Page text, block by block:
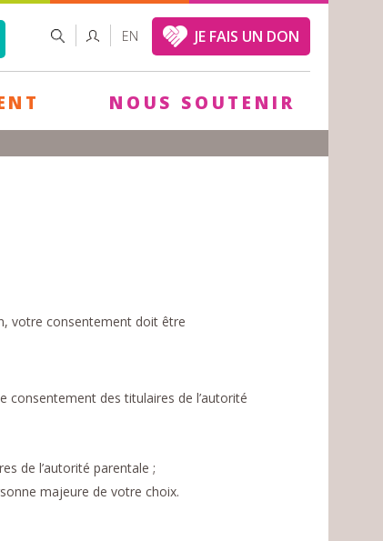
FORMULAIRE
DE
RECHERCHER EN JE FAIS UN DON
NOUS SOUTENIR
votre consentement doit être
consentement des titulaires de l’autorité
de l’autorité parentale ;
majeure de votre choix.